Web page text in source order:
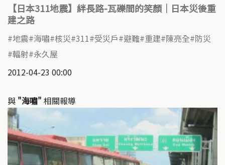
【日本311地震】絆長路-瓦礫間的笑顏｜日本災後重
建之路
地震 海嘯 核災 311 受災戶 避難 重建 陳亮全 防災
輻射 永久屋
2012-04-23 00:00
與 "海嘯" 相關報導